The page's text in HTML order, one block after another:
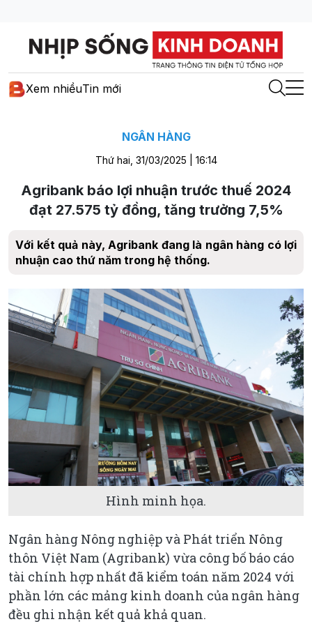
Xem nhiềuTin mới
NGÂN HÀNG
Thứ hai, 31/03/2025 | 16:14
Agribank báo lợi nhuận trước thuế 2024
đạt 27.575 tỷ đồng, tăng trưởng 7,5%
Với kết quả này, Agribank đang là ngân hàng có lợi
nhuận cao thứ năm trong hệ thống.
Hình minh họa.
Ngân hàng Nông nghiệp và Phát triển Nông
thôn Việt Nam (Agribank) vừa công bố báo cáo
tài chính hợp nhất đã kiểm toán năm 2024 với
phần lớn các mảng kinh doanh của ngân hàng
đều ghi nhận kết quả khả quan.